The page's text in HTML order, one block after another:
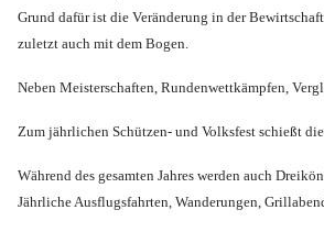
Grund dafür ist die Veränderung in der
zuletzt auch mit dem Bogen.
Neben Meisterschaften, Rundenwettkämpfen,
Zum jährlichen Schützen- und Volksfest schießt
Während des gesamten Jahres werden auch
Jährliche Ausflugsfahrten, Wanderungen,